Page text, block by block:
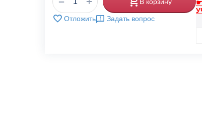
Отложить Задать вопрос